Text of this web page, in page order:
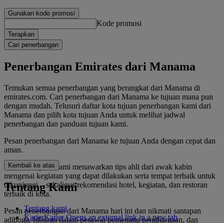
Gunakan kode promosi
Kode promosi
Terapkan
Cari penerbangan
Penerbangan Emirates dari Manama
Temukan semua penerbangan yang berangkat dari Manama di
emirates.com. Cari penerbangan dari Manama ke tujuan mana pun
dengan mudah. Telusuri daftar kota tujuan penerbangan kami dari
Manama dan pilih kota tujuan Anda untuk melihat jadwal
penerbangan dan panduan tujuan kami.
Pesan penerbangan dari Manama ke tujuan Anda dengan cepat dan
aman.
Panduan tujuan kami menawarkan tips ahli dari awak kabin
mengenai kegiatan yang dapat dilakukan serta tempat terbaik untuk
dikunjungi – sekaligus rekomendasi hotel, kegiatan, dan restoran
terbaik di kota.
Pesan penerbangan dari Manama hari ini dan nikmati santapan
adiboga, hiburan dalam pesawat pemenang penghargaan, dan
Kembali ke atas
Tentang Kami
Tentang kami
KarierKarier Opens an external link in a new tab